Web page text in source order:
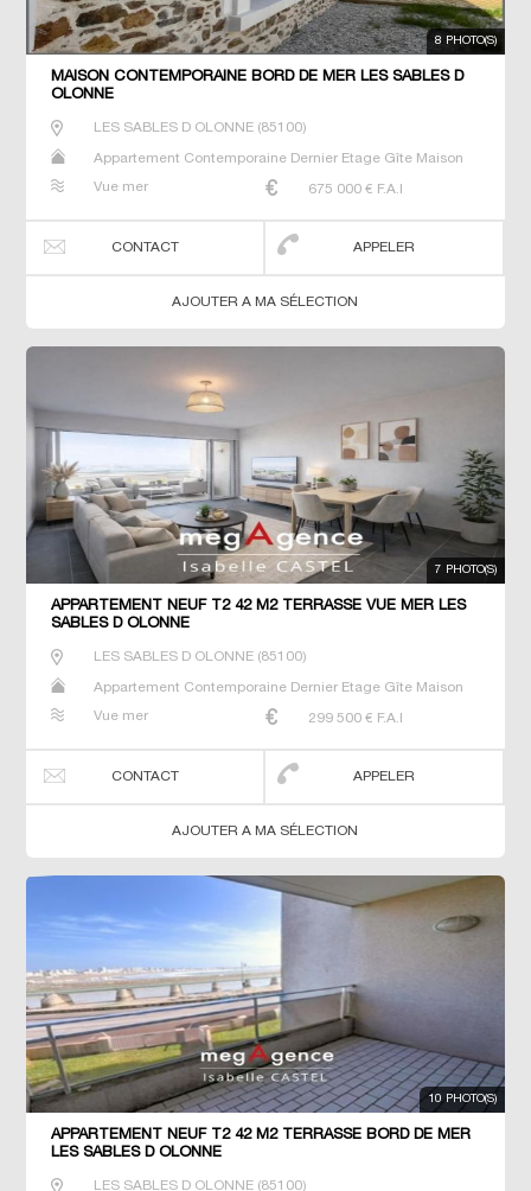
8 PHOTO(S)
MAISON CONTEMPORAINE BORD DE MER LES SABLES D
OLONNE
LES SABLES D OLONNE(85100)
Appartement Contemporaine Dernier Etage Gîte Maison
Vue mer
675 000 € F.A.I
CONTACT APPELER
AJOUTER A MA SÉLECTION
7 PHOTO(S)
APPARTEMENT NEUF T2 42 M2 TERRASSE VUE MER LES
SABLES D OLONNE
LES SABLES D OLONNE(85100)
Appartement Contemporaine Dernier Etage Gîte Maison
Vue mer
299 500 € F.A.I
CONTACT APPELER
AJOUTER A MA SÉLECTION
10 PHOTO(S)
APPARTEMENT NEUF T2 42 M2 TERRASSE BORD DE MER
LES SABLES D OLONNE
LES SABLES D OLONNE(85100)